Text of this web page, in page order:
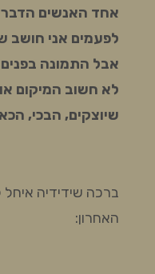
אחד האנשים
לפעמים אני
אבל התמונה
לא חשוב המיקום
שיוצקים, הבכי,
ברכה שידידיה איחל
האחרון: